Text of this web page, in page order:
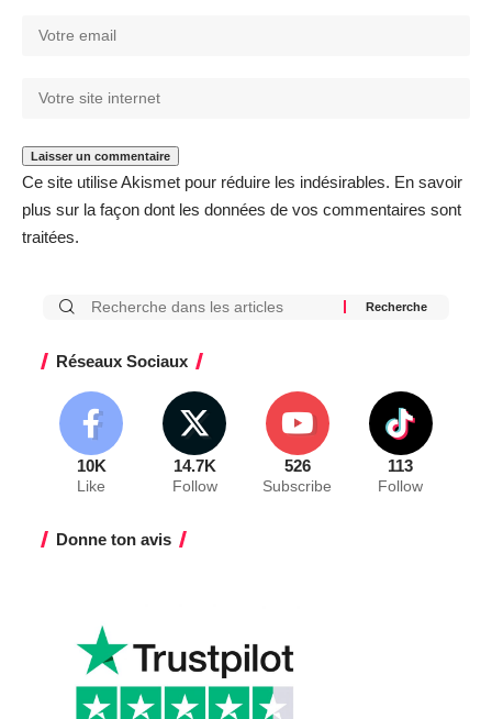
Ce site utilise Akismet pour réduire les indésirables. En savoir
plus sur la façon dont les données de vos commentaires sont
traitées.
Réseaux Sociaux
10K
Like
14.7K
Follow
526
Subscribe
113
Follow
Donne ton avis